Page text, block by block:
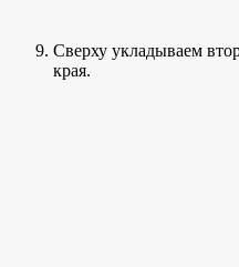
Сверху укладываем
края.